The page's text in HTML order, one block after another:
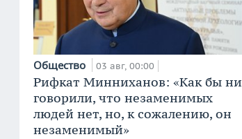
Общество 03 авг, 00:00
Рифкат Минниханов: «Как бы ни
говорили, что незаменимых
людей нет, но, к сожалению, он
незаменимый»